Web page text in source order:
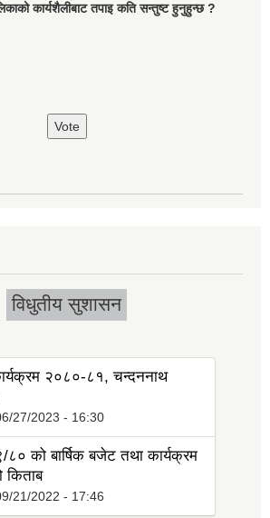
कार्यशैलीबाट तपाइ कति सन्तुष्ट हुनुहुन्छ ?
विधुतीय सुशासन
२०८०-८१, चन्दननाथ
27/2023 - 16:30
को बार्षिक बजेट तथा कार्यक्रम
किताब
21/2022 - 17:46